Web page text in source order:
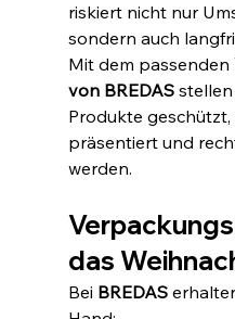
riskiert nicht nur
sondern auch
Mit dem passenden
von BREDAS stellen
Produkte
präsentiert und
werden.
das
Bei BREDAS